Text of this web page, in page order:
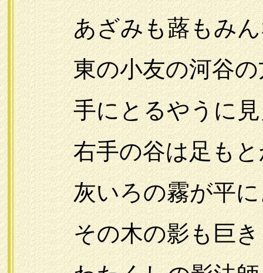
あざみも蕗もみん
東の小友の河谷の
手にとるやうに見
右手の谷は足もと
灰いろの霧が平に
その木の影も巨き